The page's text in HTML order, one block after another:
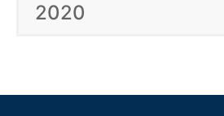
2020